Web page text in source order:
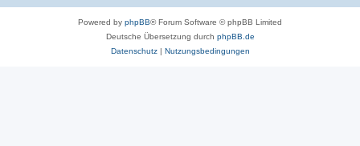
Powered by phpBB® Forum Software © phpBB Limited
Deutsche Übersetzung durch phpBB.de
Datenschutz| Nutzungsbedingungen